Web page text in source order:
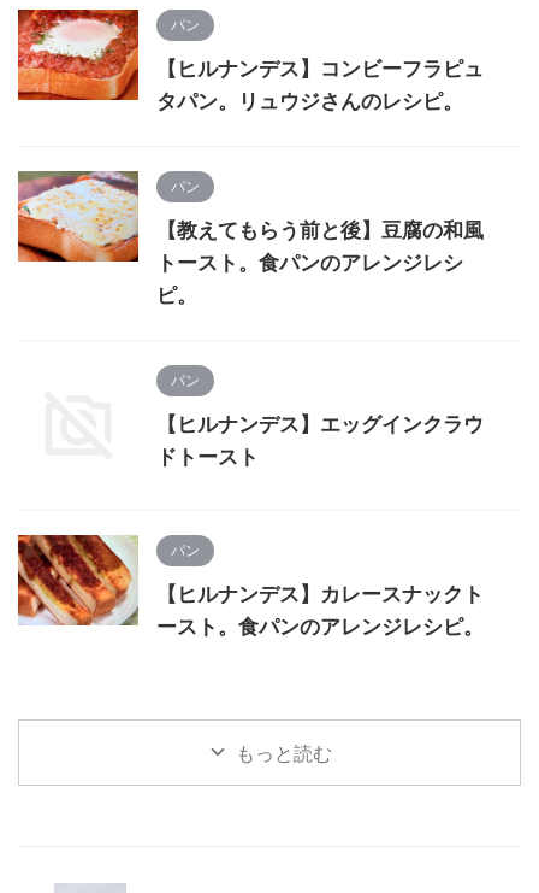
パン
【ヒルナンデス】コンビーフラピュ
タパン。リュウジさんのレシピ。
パン
【教えてもらう前と後】豆腐の和風
トースト。食パンのアレンジレシ
ピ。
パン
【ヒルナンデス】エッグインクラウ
ドトースト
パン
【ヒルナンデス】カレースナックト
ースト。食パンのアレンジレシピ。
もっと読む